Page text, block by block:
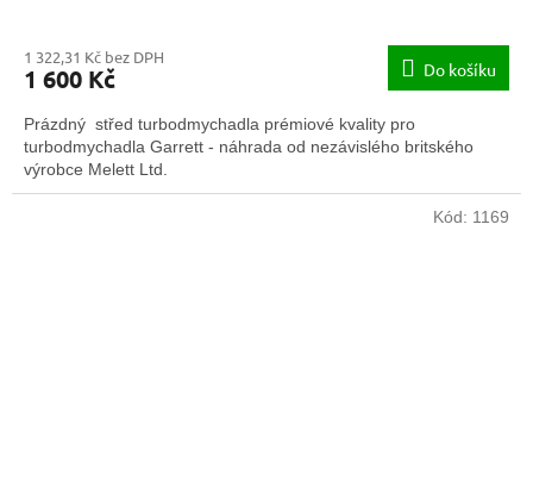
1 322,31 Kč bez DPH
1 600 Kč Do košíku
Prázdný střed turbodmychadla prémiové kvality pro
turbodmychadla Garrett - náhrada od nezávislého britského
výrobce Melett Ltd.
Kód: 1169